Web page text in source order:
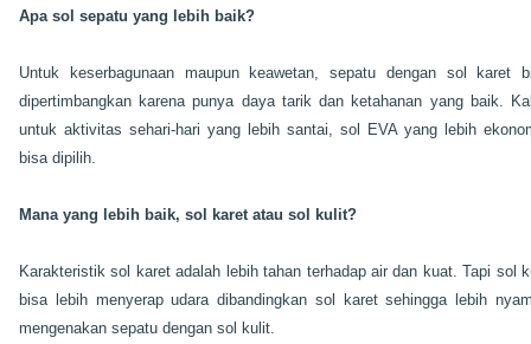
Apa sol sepatu yang lebih baik?
Untuk keserbagunaan maupun keawetan, sepatu dengan sol karet
dipertimbangkan karena punya daya tarik dan ketahanan yang baik.
untuk aktivitas sehari-hari yang lebih santai, sol EVA yang lebih
bisa dipilih.
Mana yang lebih baik, sol karet atau sol kulit?
Karakteristik sol karet adalah lebih tahan terhadap air dan kuat. Tapi sol
bisa lebih menyerap udara dibandingkan sol karet sehingga lebih
mengenakan sepatu dengan sol kulit.